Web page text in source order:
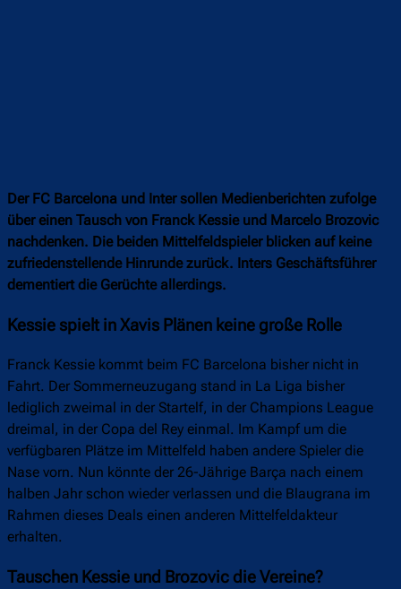
Der FC Barcelona und Inter sollen Medienberichten zufolge
über einen Tausch von Franck Kessie und Marcelo Brozovic
nachdenken. Die beiden Mittelfeldspieler blicken auf keine
zufriedenstellende Hinrunde zurück. Inters Geschäftsführer
dementiert die Gerüchte allerdings.
Kessie spielt in Xavis Plänen keine große Rolle
Franck Kessie kommt beim FC Barcelona bisher nicht in
Fahrt. Der Sommerneuzugang stand in La Liga bisher
lediglich zweimal in der Startelf, in der Champions League
dreimal, in der Copa del Rey einmal. Im Kampf um die
verfügbaren Plätze im Mittelfeld haben andere Spieler die
Nase vorn. Nun könnte der 26-Jährige Barça nach einem
halben Jahr schon wieder verlassen und die Blaugrana im
Rahmen dieses Deals einen anderen Mittelfeldakteur
erhalten.
Tauschen Kessie und Brozovic die Vereine?